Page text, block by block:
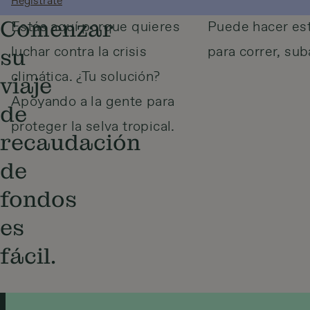
Comenzar
su
viaje
de
recaudación
de
fondos
es
fácil.
Estás aquí porque quieres
luchar contra la crisis
climática. ¿Tu solución?
Apoyando a la gente para
proteger la selva tropical.
Puede hacer
para correr,